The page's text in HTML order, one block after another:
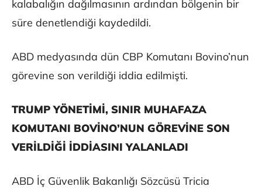
kalabalığın dağılmasının ardından bölgenin bir
süre denetlendiği kaydedildi.
ABD medyasında dün CBP Komutanı Bovino’nun
görevine son verildiği iddia edilmişti.
TRUMP YÖNETİMİ, SINIR MUHAFAZA
KOMUTANI BOVİNO’NUN GÖREVİNE SON
VERİLDİĞİ İDDİASINI YALANLADI
ABD İç Güvenlik Bakanlığı Sözcüsü Tricia